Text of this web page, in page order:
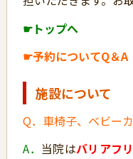
☛トップへ
☛予約についてQ＆A
施設について
Q．車椅子、ベビー
A． 当院はバリアフ